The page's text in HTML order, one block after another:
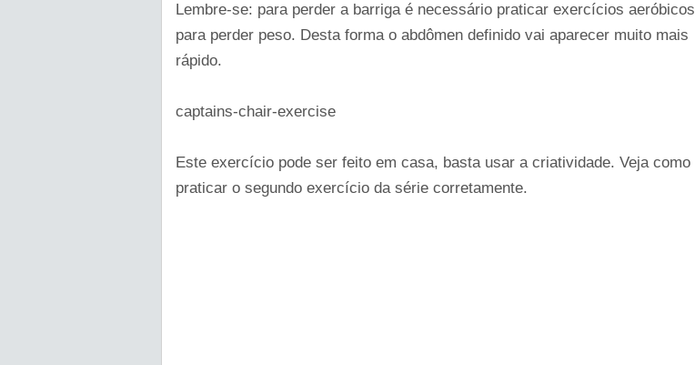
Lembre-se: para perder a barriga é necessário praticar exercícios aeróbicos
para perder peso. Desta forma o abdômen definido vai aparecer muito mais
rápido.
captains-chair-exercise
Este exercício pode ser feito em casa, basta usar a criatividade. Veja como
praticar o segundo exercício da série corretamente.